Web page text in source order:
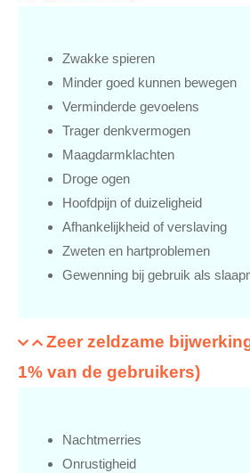
Zwakke spieren
Minder goed kunnen bewegen
Verminderde gevoelens
Trager denkvermogen
Maagdarmklachten
Droge ogen
Hoofdpijn of duizeligheid
Afhankelijkheid of verslaving
Zweten en hartproblemen
Gewenning bij gebruik als
Zeer zeldzame
1% van de gebruikers)
Nachtmerries
Onrustigheid